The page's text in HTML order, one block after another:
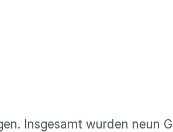
Insgesamt wurden neun